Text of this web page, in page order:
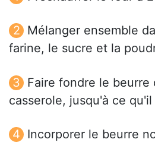
Mélanger ensemble
farine, le sucre et la
Faire fondre le beurre
casserole, jusqu'à ce
Incorporer le beurre